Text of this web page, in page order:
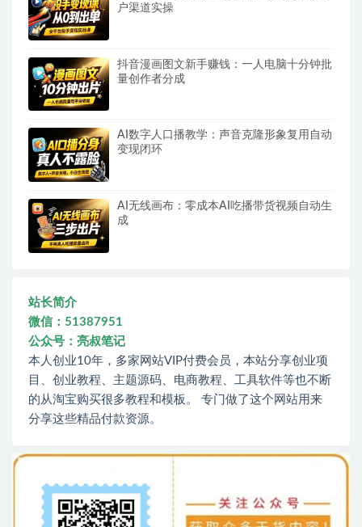
户渠道实操
抖音漫画图文新手赚钱：一人电脑十分钟批
量创作者分成
AI数字人口播教学：声音克隆形象复用自动
变现闭环
AI无线画布：零成本AI吃播带货视频自动生
成
站长简介
微信：51387951
公众号：亮叔笔记
本人创业10年，多家网站VIP付费会员，本站分享创业项
目、创业教程、主题源码、电商教程、工具软件等也不断
的从淘宝购买很多教程和模板。 专门做了这个网站用来
分享这些精品付款资源。